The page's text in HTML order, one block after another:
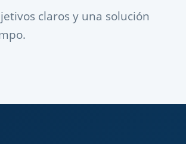
claros y una solución